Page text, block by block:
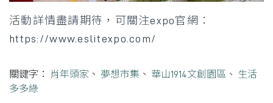
活動詳情盡請期待，可關注expo官網：
https://www.eslitexpo.com/
關鍵字： 肖年頭家 、 夢想市集 、 華山1914文創園區 、 生活
多多綠